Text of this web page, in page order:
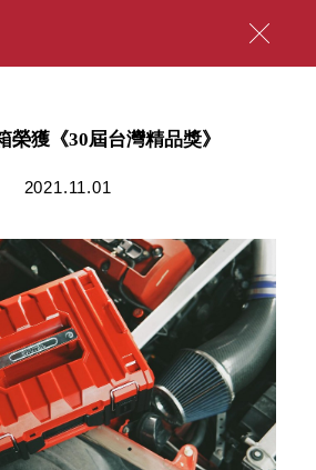
榮獲《30屆台灣精品獎》
2021.11.01